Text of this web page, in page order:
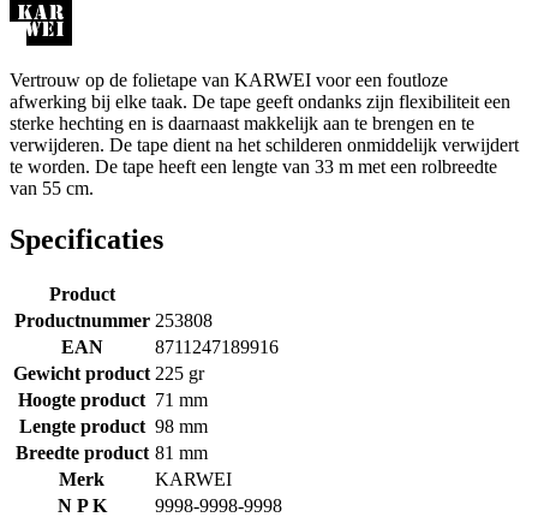
Vertrouw op de folietape van KARWEI voor een foutloze
afwerking bij elke taak. De tape geeft ondanks zijn flexibiliteit een
sterke hechting en is daarnaast makkelijk aan te brengen en te
verwijderen. De tape dient na het schilderen onmiddelijk verwijdert
te worden. De tape heeft een lengte van 33 m met een rolbreedte
van 55 cm.
Specificaties
Product
Productnummer 253808
EAN
8711247189916
Gewicht product 225 gr
Hoogte product 71 mm
Lengte product 98 mm
Breedte product 81 mm
Merk
KARWEI
N P K
9998-9998-9998